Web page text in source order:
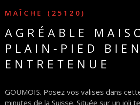
MAÎCHE (25120)
AGRÉABLE
PLAIN-PIED BIEN
ENTRETENUE
GOUMOIS. Posez vos valises dans
minutes de la Suisse. Située sur un joli